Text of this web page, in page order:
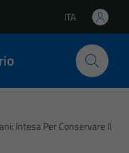
Lingua attiva:
ITA
Intesa Per Conservare Il